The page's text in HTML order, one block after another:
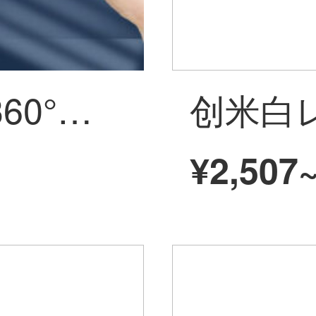
ジョアワイヤレ360°防犯カメラ家庭用庭モニタタ死角なしスマホリモトでHD夜間テレビ屋外5 MPフルカラナイトアップグレード版+停電監視64 G
¥2,507~